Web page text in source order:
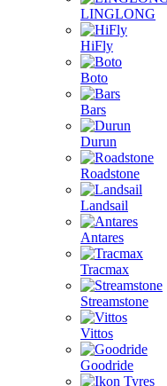
LINGLONG
HiFly
Boto
Bars
Durun
Roadstone
Landsail
Antares
Tracmax
Streamstone
Vittos
Goodride